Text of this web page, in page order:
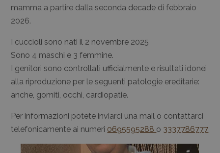
mamma a partire dalla seconda decade di febbraio
2026.
I cuccioli sono nati il 2 novembre 2025
Sono 4 maschi e 3 femmine.
I genitori sono controllati ufficialmente e risultati idonei
alla riproduzione per le seguenti patologie ereditarie:
anche, gomiti, occhi, cardiopatie.
Per informazioni potete inviarci una mail o contattarci
telefonicamente ai numeri 0695595288 o 3337786777